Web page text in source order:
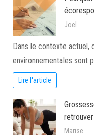
Joel
Dans le contexte actuel,
environnementales sont
Lire l'article
Marise